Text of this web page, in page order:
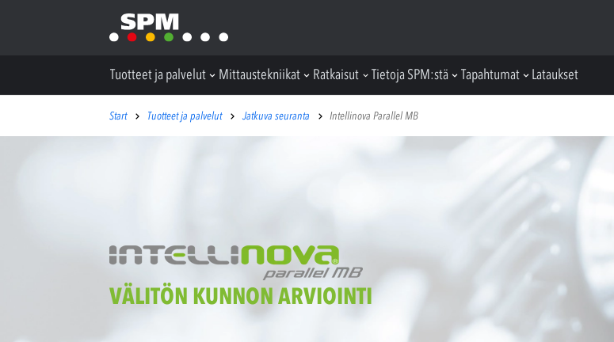
Tuotteet ja palvelut Mittaustekniikat Ratkaisut Tietoja SPM:stä Tapahtumat Lataukset
Start Tuotteet ja palvelut Jatkuva seuranta Intellinova Parallel MB
VÄLITÖN KUNNON ARVIOINTI